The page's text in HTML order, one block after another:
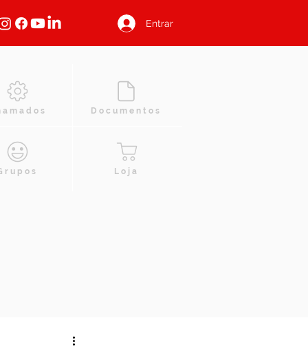
Entrar
Documentos
Loja